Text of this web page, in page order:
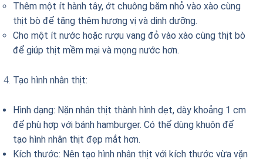
Thêm một ít hành tây, ớt chuông băm nhỏ vào xào cùng
thịt bò để tăng thêm hương vị và dinh dưỡng.
Cho một ít nước hoặc rượu vang đỏ vào xào cùng thịt bò
để giúp thịt mềm mại và mọng nước hơn.
Tạo hình nhân thịt:
Hình dạng: Nặn nhân thịt thành hình dẹt, dày khoảng 1 cm
để phù hợp với bánh hamburger. Có thể dùng khuôn để
tạo hình nhân thịt đẹp mắt hơn.
Kích thước: Nên tạo hình nhân thịt với kích thước vừa vặn